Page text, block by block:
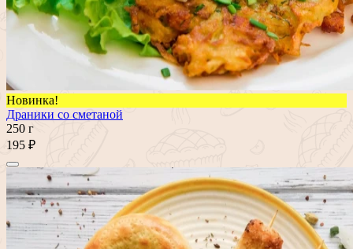
Новинка!
Драники со сметаной
250 г
195 ₽